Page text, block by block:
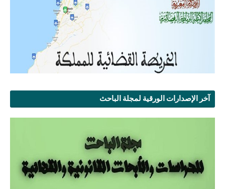
آخر الإصدارات الورقية لمجلة الباحث